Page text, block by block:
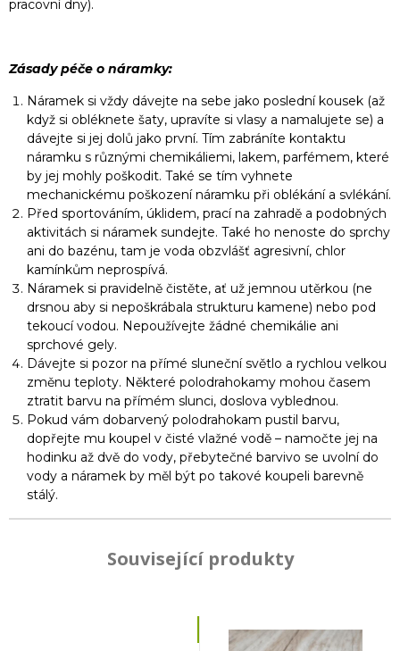
pracovní dny).
Zásady péče o náramky:
Náramek si vždy dávejte na sebe jako poslední kousek (až
když si obléknete šaty, upravíte si vlasy a namalujete se) a
dávejte si jej dolů jako první. Tím zabráníte kontaktu
náramku s různými chemikáliemi, lakem, parfémem, které
by jej mohly poškodit. Také se tím vyhnete
mechanickému poškození náramku při oblékání a svlékání.
Před sportováním, úklidem, prací na zahradě a podobných
aktivitách si náramek sundejte. Také ho nenoste do sprchy
ani do bazénu, tam je voda obzvlášť agresivní, chlor
kamínkům neprospívá.
Náramek si pravidelně čistěte, ať už jemnou utěrkou (ne
drsnou aby si nepoškrábala strukturu kamene) nebo pod
tekoucí vodou. Nepoužívejte žádné chemikálie ani
sprchové gely.
Dávejte si pozor na přímé sluneční světlo a rychlou velkou
změnu teploty. Některé polodrahokamy mohou časem
ztratit barvu na přímém slunci, doslova vyblednou.
Pokud vám dobarvený polodrahokam pustil barvu,
dopřejte mu koupel v čisté vlažné vodě – namočte jej na
hodinku až dvě do vody, přebytečné barvivo se uvolní do
vody a náramek by měl být po takové koupeli barevně
stálý.
Související produkty